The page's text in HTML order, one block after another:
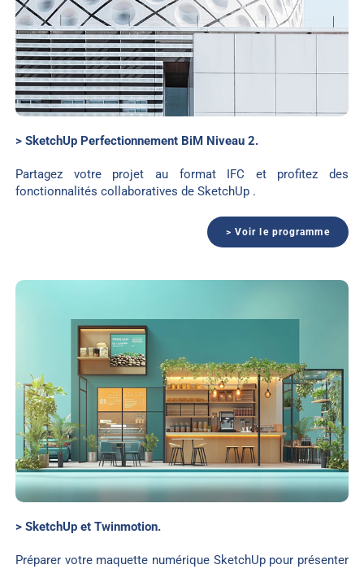
> SketchUp Perfectionnement BiM Niveau 2.
Partagez votre projet au format IFC et profitez des
fonctionnalités collaboratives de SketchUp .
> Voir le programme
> SketchUp et Twinmotion.
Préparer votre maquette numérique SketchUp pour présenter